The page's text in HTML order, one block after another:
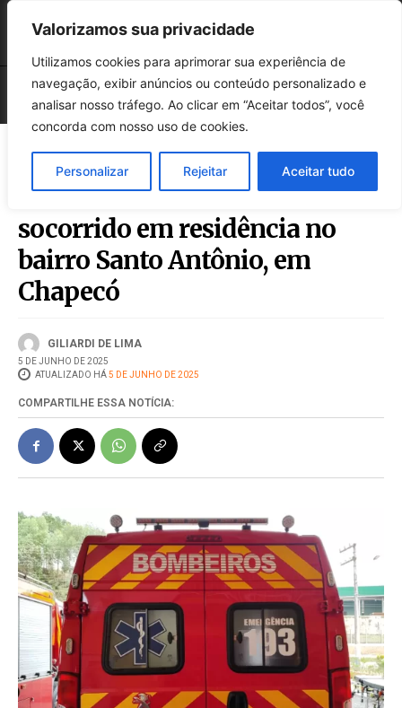
Valorizamos sua privacidade
Utilizamos cookies para aprimorar sua experiência de
navegação, exibir anúncios ou conteúdo personalizado e
analisar nosso tráfego. Ao clicar em “Aceitar todos”, você
concorda com nosso uso de cookies.
Personalizar Rejeitar Aceitar tudo
Homem é baleado na coxa e
socorrido em residência no
bairro Santo Antônio, em
Chapecó
GILIARDI DE LIMA
5 DE JUNHO DE 2025
ATUALIZADO HÁ5 DE JUNHO DE 2025
COMPARTILHE ESSA NOTÍCIA: